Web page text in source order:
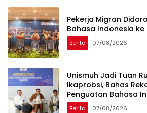
Pekerja Migran
Bahasa Indonesia
Berita 07/08/2026
Unismuh Jadi Tuan
Ikaprobsi, Bahas
Penguatan Bahasa
Global
Berita 07/08/2026